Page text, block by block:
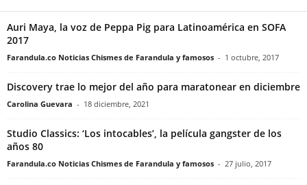
Auri Maya, la voz de Peppa Pig para Latinoamérica en SOFA
2017
Farandula.co Noticias Chismes de Farandula y famosos - 1 octubre, 2017
Discovery trae lo mejor del año para maratonear en diciembre
Carolina Guevara - 18 diciembre, 2021
Studio Classics: ‘Los intocables’, la película gangster de los
años 80
Farandula.co Noticias Chismes de Farandula y famosos - 27 julio, 2017